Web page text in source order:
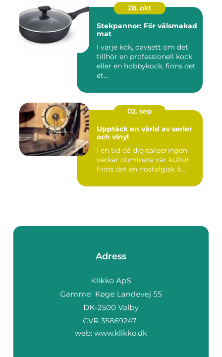
28. okt
Stekpannor: För välsmakad
mat
I varje kök, oavsett om det
tillhör en professionell kock
eller en hobbykock, finns det
et...
02. sep
Upptäck en värld av serier
och vinyl
I en tid då digitaliseringen
verkar dominera vår kultur,
finns det en nostalgisk å...
Adress
web: www.klikko.dk